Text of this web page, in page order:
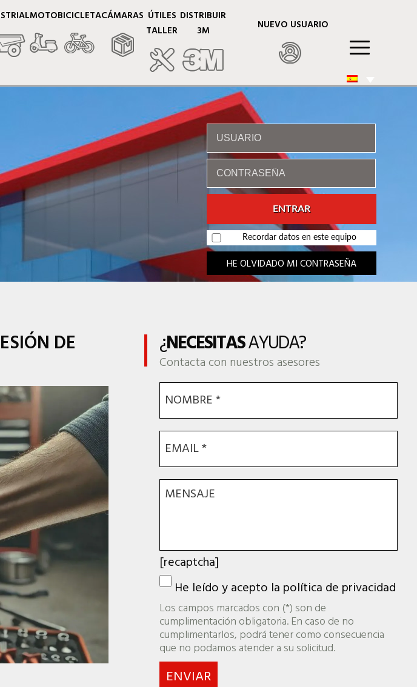
MOTOBICICLETACÁMARAS ÚTILES
TALLER
DISTRIBUIR
3M
NUEVO USUARIO
Recordar datos en este equipo
HE OLVIDADO MI CONTRASEÑA
DE ¿NECESITASAYUDA?
Contacta con nuestros asesores
[recaptcha]
He leído y acepto la política de privacidad
Los campos marcados con (*) son de
cumplimentación obligatoria. En caso de no
cumplimentarlos, podrá tener como consecuencia
que no podamos atender a su solicitud.